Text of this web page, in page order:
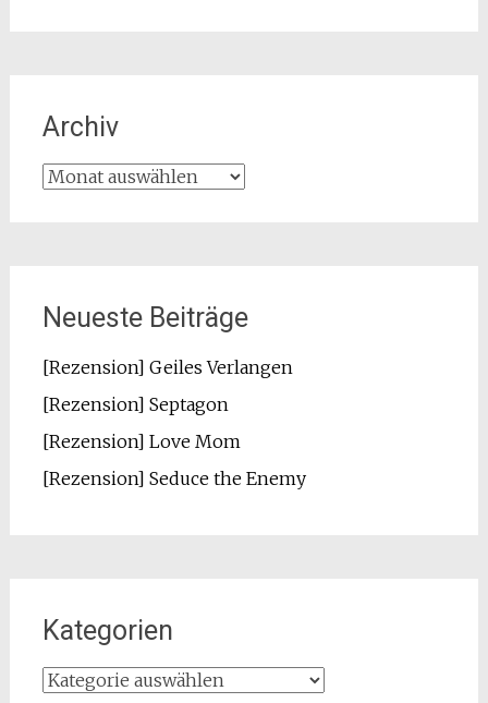
Archiv
Archiv
Neueste Beiträge
[Rezension] Geiles Verlangen
[Rezension] Septagon
[Rezension] Love Mom
[Rezension] Seduce the Enemy
Kategorien
Kategorien